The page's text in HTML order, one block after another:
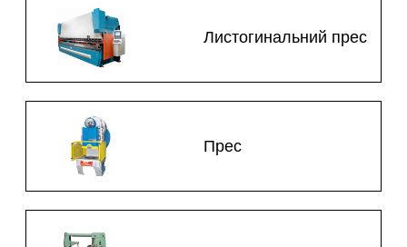
Листогинальний прес
Прес